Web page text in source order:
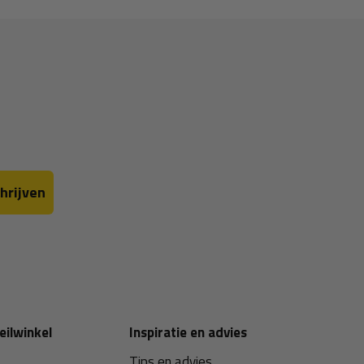
Inspiratie en advies